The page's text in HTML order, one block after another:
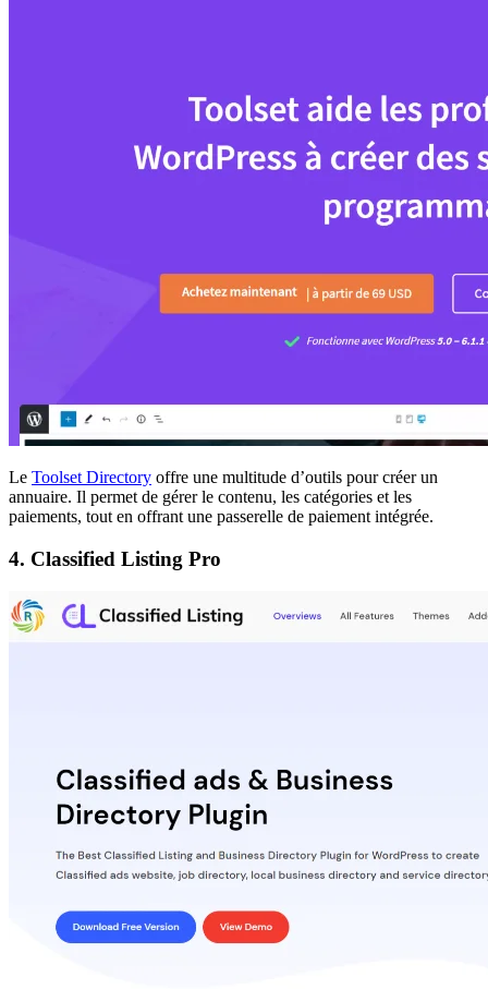
Le Toolset Directory offre une multitude d’outils pour créer un
annuaire. Il permet de gérer le contenu, les catégories et les
paiements, tout en offrant une passerelle de paiement intégrée.
4. Classified Listing Pro